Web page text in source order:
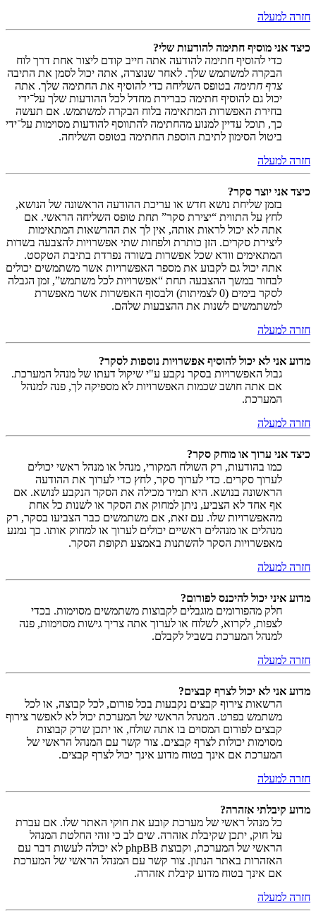
חזרה למעלה
כיצד אני מוסיף חתימה להודעות שלי?
כדי להוסיף חתימה להודעה אתה חייב קודם ליצור אחת דרך לוח
הבקרה למשתמש שלך. לאחר שנוצרה, אתה יכול לסמן את התיבה
צרף חתימה בטופס השליחה כדי להוסיף את החתימה שלך. אתה
יכול גם להוסיף חתימה כברירת מחדל לכל ההודעות שלך על־ידי
בחירת האפשרות המתאימה בלוח הבקרה למשתמש. אם תעשה
כך, תוכל עדיין למנוע מהחתימה להתווסף להודעות מסוימות על־ידי
ביטול הסימון לתיבת הוספת החתימה בטופס השליחה.
חזרה למעלה
כיצד אני יוצר סקר?
בזמן שליחת נושא חדש או עריכת ההודעה הראשונה של הנושא,
לחץ על התווית “יצירת סקר” תחת טופס השליחה הראשי. אם
אתה לא יכול לראות אותה, אין לך את ההרשאות המתאימות
ליצירת סקרים. הזן כותרת ולפחות שתי אפשרויות להצבעה בשדות
המתאימים וודא שכל אפשרות בשורה נפרדת בתיבת הטקסט.
אתה יכול גם לקבוע את מספר האפשרויות אשר משתמשים יכולים
לבחור במשך ההצבעה תחת “אפשרויות לכל משתמש”, זמן הגבלה
לסקר בימים (0 לצמיתות) ולבסוף האפשרות אשר מאפשרת
למשתמשים לשנות את ההצבעות שלהם.
חזרה למעלה
מדוע אני לא יכול להוסיף אפשרויות נוספות לסקר?
גבול האפשרויות בסקר נקבע ע"י שיקול דעתו של מנהל המערכת.
אם אתה חושב שכמות האפשרויות לא מספיקה לך, פנה למנהל
המערכת.
חזרה למעלה
כיצד אני ערוך או מוחק סקר?
כמו בהודעות, רק השולח המקורי, מנהל או מנהל ראשי יכולים
לערוך סקרים. כדי לערוך סקר, לחץ כדי לערוך את ההודעה
הראשונה בנושא. היא תמיד מכילה את הסקר הנקבע לנושא. אם
אף אחד לא הצביע, ניתן למחוק את הסקר או לשנות כל אחת
מהאפשרויות שלו. עם זאת, אם משתמשים כבר הצביעו בסקר, רק
מנהלים או מנהלים ראשיים יכולים לערוך או למחוק אותו. כך נמנע
מאפשרויות הסקר להשתנות באמצע תקופת הסקר.
חזרה למעלה
מדוע איני יכול להיכנס לפורום?
חלק מהפורומים מוגבלים לקבוצות משתמשים מסוימות. בכדי
לצפות, לקרוא, לשלוח או לערוך אתה צריך גישות מסוימות, פנה
למנהל המערכת בשביל לקבלם.
חזרה למעלה
מדוע אני לא יכול לצרף קבצים?
הרשאות צירוף קבצים נקבעות בכל פורום, לכל קבוצה, או לכל
משתמש בפרט. המנהל הראשי של המערכת יכול לא לאפשר צירוף
קבצים לפורום המסוים בו אתה שולח, או יתכן שרק קבוצות
מסוימות יכולות לצרף קבצים. צור קשר עם המנהל הראשי של
המערכת אם אינך בטוח מדוע אינך יכול לצרף קבצים.
חזרה למעלה
מדוע קיבלתי אזהרה?
כל מנהל ראשי של מערכת קובע את חוקי האתר שלו. אם עברת
על חוק, יתכן שקיבלת אזהרה. שים לב כי זוהי החלטת המנהל
הראשי של המערכת, וקבוצת phpBB לא יכולה לעשות דבר עם
האזהרות באתר הנתון. צור קשר עם המנהל הראשי של המערכת
אם אינך בטוח מדוע קיבלת אזהרה.
חזרה למעלה